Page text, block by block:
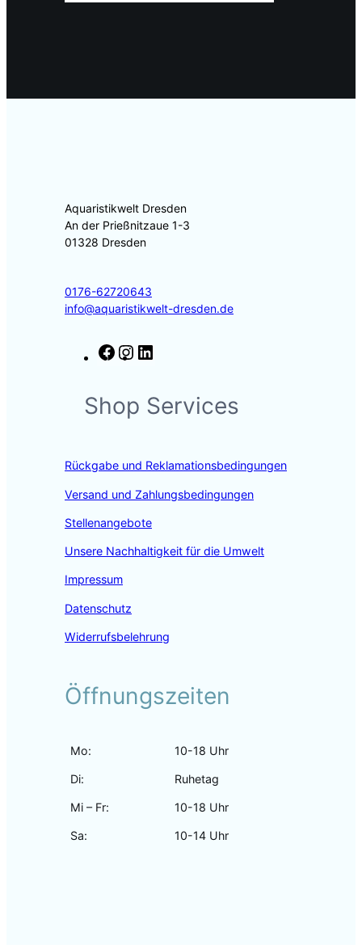
Aquaristikwelt Dresden
An der Prießnitzaue 1-3
01328 Dresden
0176-62720643
info@aquaristikwelt-dresden.de
F
e
b
k
t
a
a
k
e
n
Shop Services
Rückgabe und Reklamationsbedingungen
Versand und Zahlungsbedingungen
Stellenangebote
Unsere Nachhaltigkeit für die Umwelt
Impressum
Datenschutz
Widerrufsbelehrung
Öffnungszeiten
Mo: 10-18 Uhr
Di: Ruhetag
Mi – Fr: 10-18 Uhr
Sa: 10-14 Uhr